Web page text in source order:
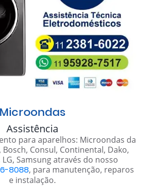
Microondas
Assistência
para aparelhos: Microondas da
Consul, Continental, Dako,
LG, Samsung através do nosso
8088, para manutenção, reparos
e instalação.